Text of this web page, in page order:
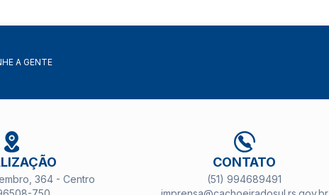
A GENTE
364 - Centro
CONTATO
(51) 994689491